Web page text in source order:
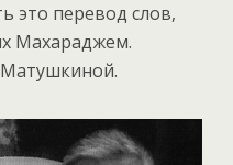
это перевод слов,
Махараджем.